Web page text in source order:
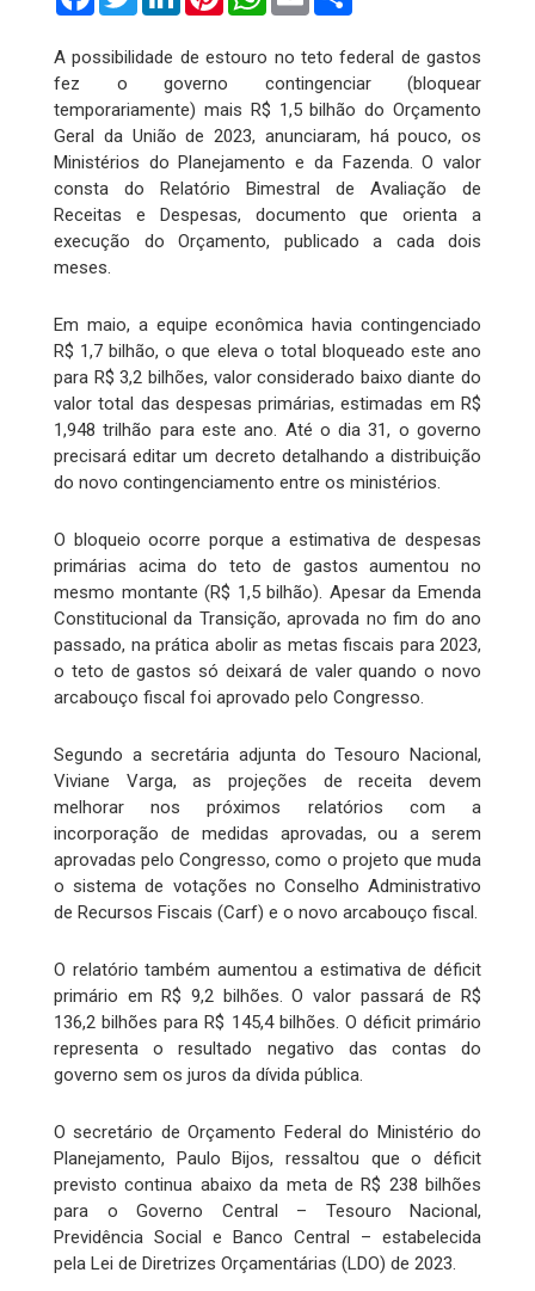
A possibilidade de estouro no teto federal de gastos
fez o governo contingenciar (bloquear
temporariamente) mais R$ 1,5 bilhão do Orçamento
Geral da União de 2023, anunciaram, há pouco, os
Ministérios do Planejamento e da Fazenda. O valor
consta do Relatório Bimestral de Avaliação de
Receitas e Despesas, documento que orienta a
execução do Orçamento, publicado a cada dois
meses.
Em maio, a equipe econômica havia contingenciado
R$ 1,7 bilhão, o que eleva o total bloqueado este ano
para R$ 3,2 bilhões, valor considerado baixo diante do
valor total das despesas primárias, estimadas em R$
1,948 trilhão para este ano. Até o dia 31, o governo
precisará editar um decreto detalhando a distribuição
do novo contingenciamento entre os ministérios.
O bloqueio ocorre porque a estimativa de despesas
primárias acima do teto de gastos aumentou no
mesmo montante (R$ 1,5 bilhão). Apesar da Emenda
Constitucional da Transição, aprovada no fim do ano
passado, na prática abolir as metas fiscais para 2023,
o teto de gastos só deixará de valer quando o novo
arcabouço fiscal foi aprovado pelo Congresso.
Segundo a secretária adjunta do Tesouro Nacional,
Viviane Varga, as projeções de receita devem
melhorar nos próximos relatórios com a
incorporação de medidas aprovadas, ou a serem
aprovadas pelo Congresso, como o projeto que muda
o sistema de votações no Conselho Administrativo
de Recursos Fiscais (Carf) e o novo arcabouço fiscal.
O relatório também aumentou a estimativa de déficit
primário em R$ 9,2 bilhões. O valor passará de R$
136,2 bilhões para R$ 145,4 bilhões. O déficit primário
representa o resultado negativo das contas do
governo sem os juros da dívida pública.
O secretário de Orçamento Federal do Ministério do
Planejamento, Paulo Bijos, ressaltou que o déficit
previsto continua abaixo da meta de R$ 238 bilhões
para o Governo Central – Tesouro Nacional,
Previdência Social e Banco Central – estabelecida
pela Lei de Diretrizes Orçamentárias (LDO) de 2023.